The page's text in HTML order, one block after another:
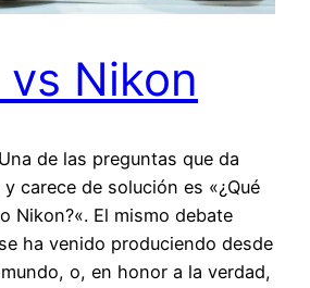
Nikon
de las preguntas que da
carece de solución es «¿Qué
Nikon?«. El mismo debate
ha venido produciendo desde
o, en honor a la verdad,